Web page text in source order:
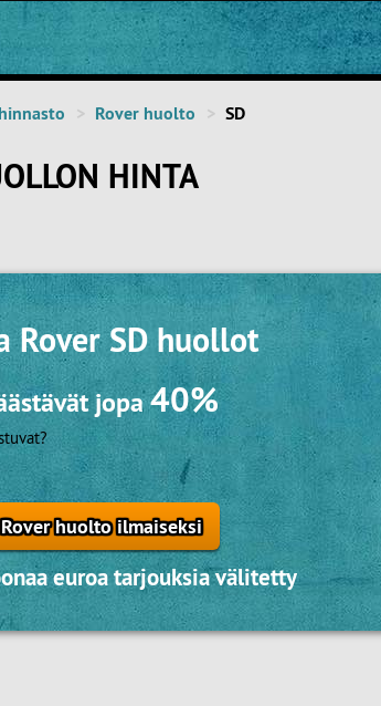
Rover huolto SD
HINTA
Rover SD huollot
jopa40%
huolto ilmaiseksi
euroa tarjouksia välitetty